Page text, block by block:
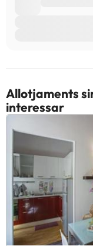
Allotjaments
interessar